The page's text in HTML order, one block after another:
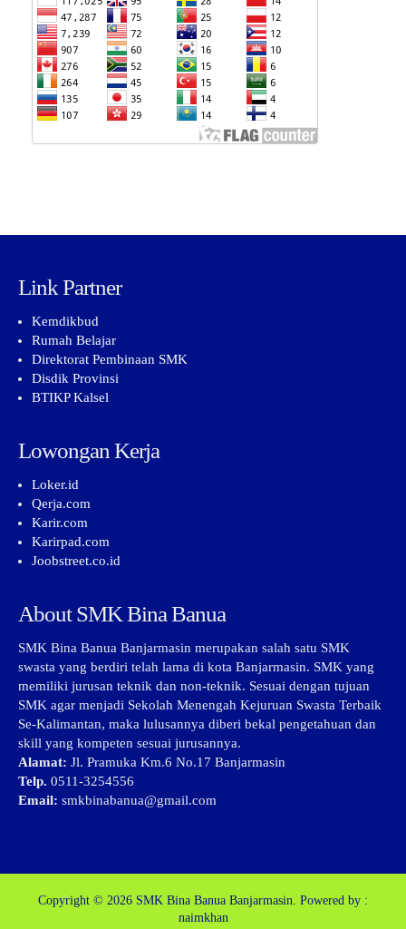
Link Partner
Kemdikbud
Rumah Belajar
Direktorat Pembinaan SMK
Disdik Provinsi
BTIKP Kalsel
Lowongan Kerja
Loker.id
Qerja.com
Karir.com
Karirpad.com
Joobstreet.co.id
About SMK Bina Banua
SMK Bina Banua Banjarmasin merupakan salah satu SMK
swasta yang berdiri telah lama di kota Banjarmasin. SMK yang
memiliki jurusan teknik dan non-teknik. Sesuai dengan tujuan
SMK agar menjadi Sekolah Menengah Kejuruan Swasta Terbaik
Se-Kalimantan, maka lulusannya diberi bekal pengetahuan dan
skill yang kompeten sesuai jurusannya.
Alamat: Jl. Pramuka Km.6 No.17 Banjarmasin
Telp. 0511-3254556
Email: smkbinabanua@gmail.com
Copyright © 2026 SMK Bina Banua Banjarmasin. Powered by :
naimkhan